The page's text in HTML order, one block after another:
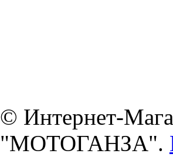
© Интернет-
"МОТОГАНЗА".